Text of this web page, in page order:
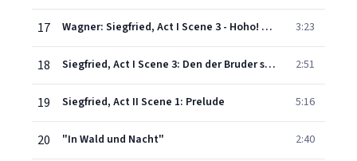
17 Wagner: Siegfried, Act I Scene 3 - Hoho! Hoho! Hohei! Schmiede, mein Hammer, ein hartes Schwert! "Forging Song" 3:23
18 Siegfried, Act I Scene 3: Den der Bruder schuf 2:51
19 Siegfried, Act II Scene 1: Prelude 5:16
20 "In Wald und Nacht" 2:40